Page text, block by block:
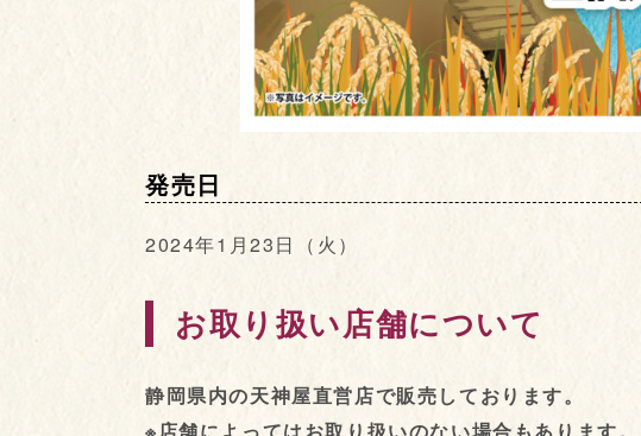
発売日
2024年1月23日（火）
お取り扱い店舗について
静岡県内の天神屋直営店で販売しております。
※店舗によってはお取り扱いのない場合もあります。